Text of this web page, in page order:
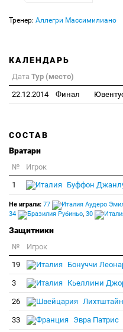
Тренер: Аллегри Массимилиано
КАЛЕНДАРЬ
Дата Тур (место)
22.12.2014
Финал
СОСТАВ
Вратари
№ Игрок
1
Буффон
Не играли: 77 Аудеро
34
Рубиньо, 30
Защитники
№ Игрок
19
Бонуччи
3 Кьеллини
26
33 Эвра Патрис